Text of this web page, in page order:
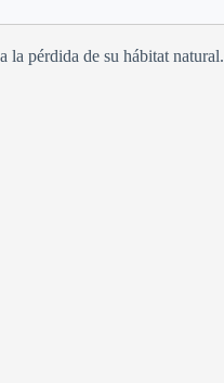
la pérdida de su hábitat natural.